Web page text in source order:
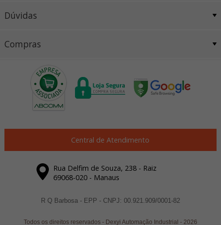
Dúvidas
Compras
Central de Atendimento
Rua Delfim de Souza, 238 - Raiz
69068-020 - Manaus
R Q Barbosa - EPP - CNPJ: 00.921.909/0001-82
Todos os direitos reservados -Dexyi Automação Industrial -2026